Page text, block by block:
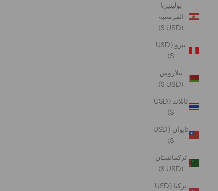
بولينيزيا
الفرنسية
(USD $)
بيرو (USD
$)
بيلاروس
(USD $)
تايلاند (USD
$)
تايوان (USD
$)
تركمانستان
(USD $)
تركيا (USD